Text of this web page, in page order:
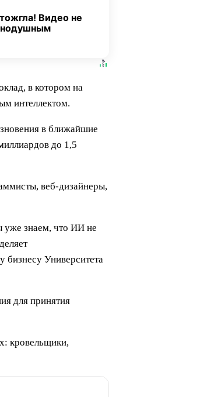
Видео не
в котором на
интеллектом.
в ближайшие
до 1,5
веб-дизайнеры,
уже знаем, что ИИ не
бизнесу Университета
для принятия
кровельщики,